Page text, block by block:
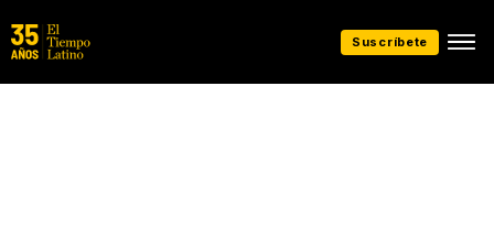
Suscríbete